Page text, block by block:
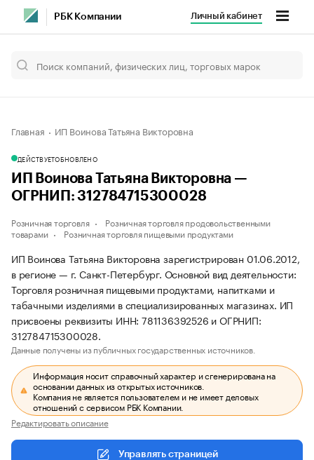
РБК Компании Личный кабинет
Главная ИП Воинова Татьяна Викторовна
ДЕЙСТВУЕТОБНОВЛЕНО
ИП Воинова Татьяна Викторовна —
ОГРНИП: 312784715300028
Розничная торговля
Розничная торговля продовольственными
товарами
Розничная торговля пищевыми продуктами
ИП Воинова Татьяна Викторовна зарегистрирован 01.06.2012,
в регионе — г. Санкт-Петербург. Основной вид деятельности:
Торговля розничная пищевыми продуктами, напитками и
табачными изделиями в специализированных магазинах. ИП
присвоены реквизиты ИНН: 781136392526 и ОГРНИП:
312784715300028.
Данные получены из публичных государственных источников.
Информация носит справочный характер и сгенерирована на
основании данных из открытых источников.
Компания не является пользователем и не имеет деловых
отношений с сервисом РБК Компании.
Редактировать описание
Управлять страницей